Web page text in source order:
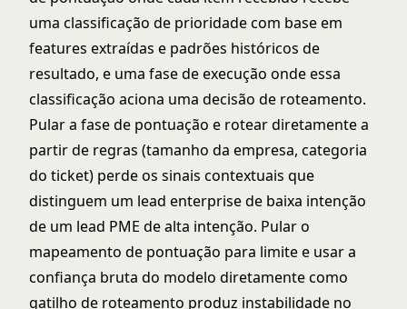
uma classificação de prioridade com base em
features extraídas e padrões históricos de
resultado, e uma fase de execução onde essa
classificação aciona uma decisão de roteamento.
Pular a fase de pontuação e rotear diretamente a
partir de regras (tamanho da empresa, categoria
do ticket) perde os sinais contextuais que
distinguem um lead enterprise de baixa intenção
de um lead PME de alta intenção. Pular o
mapeamento de pontuação para limite e usar a
confiança bruta do modelo diretamente como
gatilho de roteamento produz instabilidade no